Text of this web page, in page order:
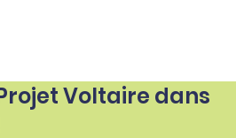
Voltaire dans